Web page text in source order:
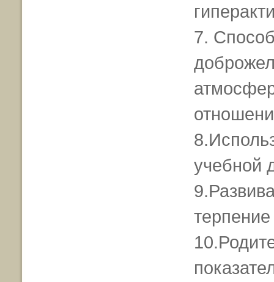
7.
учебной